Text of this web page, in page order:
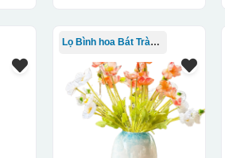
Lọ Bình hoa Bát Tràng in logo